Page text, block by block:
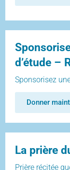
d’étude –
Sponsorisez
Donner
La prière
Prière récitée